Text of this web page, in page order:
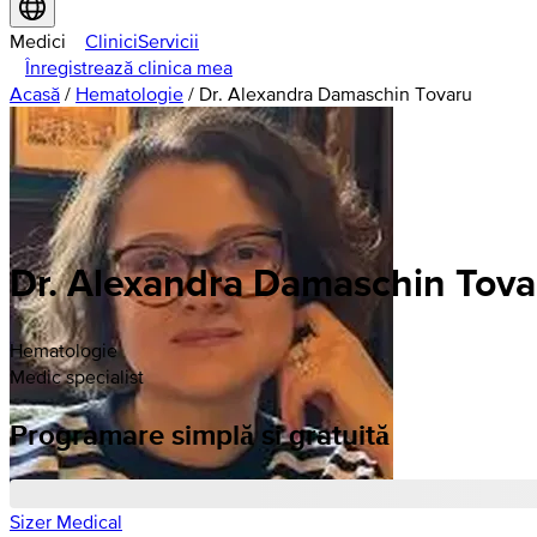
Medici CliniciServicii
Înregistrează clinica mea
Acasă / Hematologie / Dr. Alexandra Damaschin Tovaru
Dr. Alexandra Damaschin
Hematologie
Medic specialist
Programare simplă si gratuită
Sizer Medical